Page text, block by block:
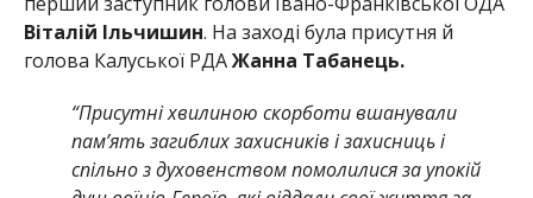
Віталій Ільчишин. На заході була присутня й
голова Калуської РДАЖанна Табанець.
“Присутні хвилиною скорботи вшанували
пам’ять загиблих захисників і захисниць і
спільно з духовенством помолилися за упокій